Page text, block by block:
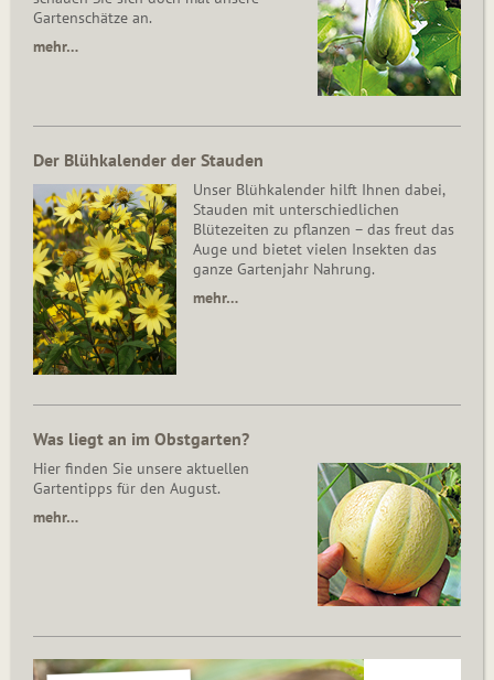
Gartenschätze an.
mehr…
Der Blühkalender der Stauden
Unser Blühkalender hilft Ihnen dabei,
Stauden mit unterschiedlichen
Blütezeiten zu pflanzen – das freut das
Auge und bietet vielen Insekten das
ganze Gartenjahr Nahrung.
mehr…
Was liegt an im Obstgarten?
Hier finden Sie unsere aktuellen
Gartentipps für den August.
mehr…